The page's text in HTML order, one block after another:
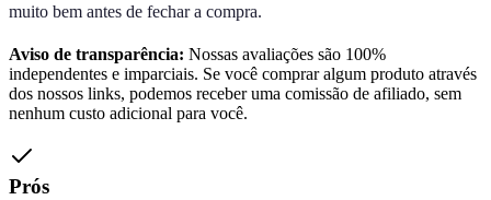
muito bem antes de fechar a compra.
Aviso de transparência: Nossas avaliações são 100%
independentes e imparciais. Se você comprar algum produto através
dos nossos links, podemos receber uma comissão de afiliado, sem
nenhum custo adicional para você.
Prós